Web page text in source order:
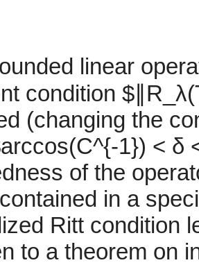
linear
condition
(changing the
1}) < δ
of the
in a
Ritt condition
to a theorem on